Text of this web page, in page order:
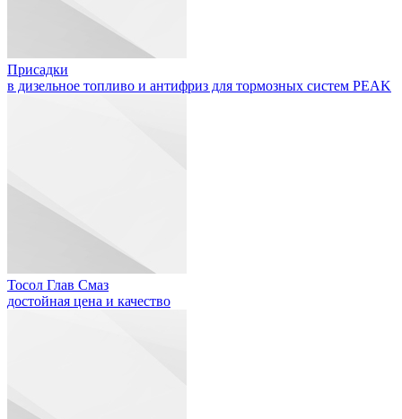
Присадки
в дизельное топливо и антифриз для тормозных систем PEAK
Тосол Глав Смаз
достойная цена и качество